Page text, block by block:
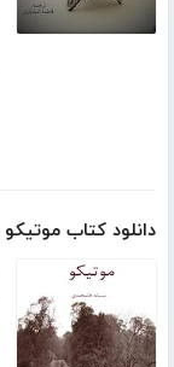
دانلود کتاب موتیکو